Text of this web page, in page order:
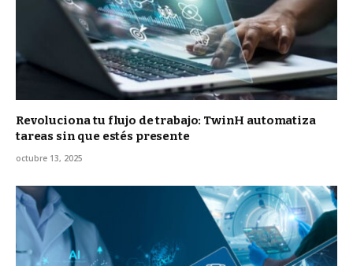
Revoluciona tu flujo de trabajo: TwinH automatiza
tareas sin que estés presente
octubre 13, 2025